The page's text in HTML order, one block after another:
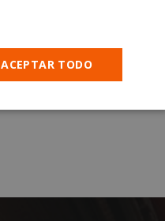
ACEPTAR TODO
Cookies no